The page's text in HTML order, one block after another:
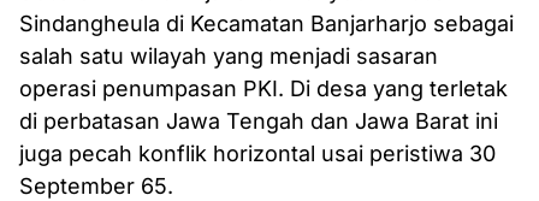
Sindangheula di Kecamatan Banjarharjo sebagai
salah satu wilayah yang menjadi sasaran
operasi penumpasan PKI. Di desa yang terletak
di perbatasan Jawa Tengah dan Jawa Barat ini
juga pecah konflik horizontal usai peristiwa 30
September 65.